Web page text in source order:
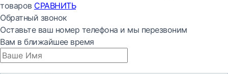
товаров СРАВНИТЬ
Обратный звонок
Оставьте ваш номер телефона и мы перезвоним
Вам в ближайшее время